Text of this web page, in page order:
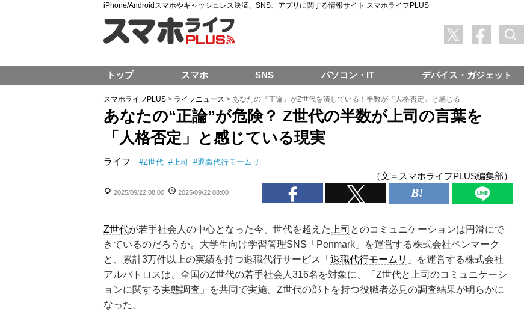
iPhone/Androidスマホやキャッシュレス決済、SNS、アプリに関する情報サイト スマホライフPLUS
スマホライフPLUS > ライフニュース > あなたの『正論』がZ世代を潰している！半数が『人格否定』と感じる
あなたの“正論”が危険？ Z世代の半数が上司の言葉を
「人格否定」と感じている現実
ライフ #Z世代 #上司 #退職代行モームリ
（文＝スマホライフPLUS編集部）
2025/09/22 08:00 2025/09/22 08:00
Z世代が若手社会人の中心となった今、世代を超えた 上司 とのコミュニケーションは円滑にで
きているのだろうか。大学生向け学習管理SNS「Penmark」を運営する株式会社ペンマーク
と、累計3万件以上の実績を持つ退職代行サービス「 退職代行モームリ 」を運営する株式会社
アルバトロスは、全国のZ世代の若手社会人316名を対象に、「Z世代と上司のコミュニケーシ
ョンに関する実態調査」を共同で実施。Z世代の部下を持つ役職者必見の調査結果が明らかに
なった。
トップ スマホ SNS パソコン・IT デバイス・ガジェット